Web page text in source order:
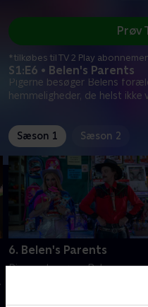
S1:E6 • Belen's Parents
Pigerne besøger Belens
hemmeligheder, de helst ikke
Prøv
*tilkøbes til TV 2 Play
Sæson 1 Sæson 2
6. Belen's Parents
Pigerne besøger Belens